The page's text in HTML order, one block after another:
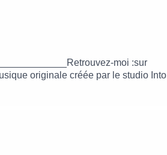
moi :sur
originale créée par le studio Into